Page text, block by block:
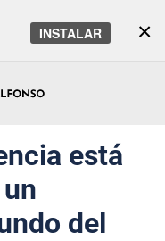
×
INSTALAR
está
del